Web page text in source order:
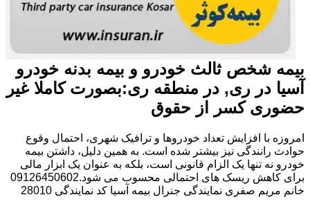
بیمه شخص ثالث خودرو و بیمه بدنه خودرو
آسیا در ری, در منطقه ری:بصورت کاملا غیر
حضوری کسر از حقوق
امروزه با افزایش تعداد خودروها و ترافیک شهری، احتمال وقوع
حوادث رانندگی نیز بیشتر شده است. به همین دلیل، داشتن بیمه
خودرو نه تنها یک الزام قانونی است، بلکه به عنوان یک ابزار مالی
برای کاهش ریسک های احتمالی محسوب می شود.09126450602
خانم مریم صفری نمایندگی جنرال بیمه آسیا کد نمایندگی 28010